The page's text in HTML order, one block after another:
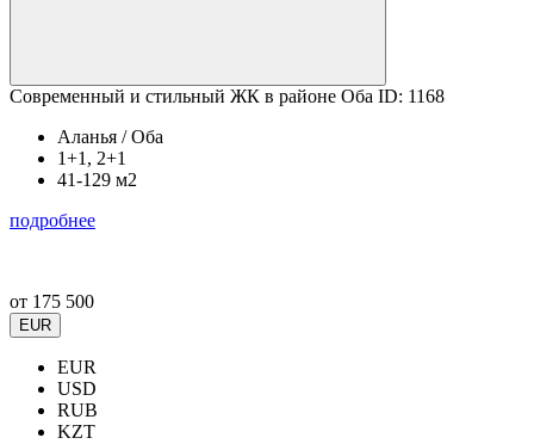
Современный и стильный ЖК в районе Оба ID: 1168
Аланья / Оба
1+1, 2+1
41-129 м2
подробнее
от 175 500
EUR
EUR
USD
RUB
KZT